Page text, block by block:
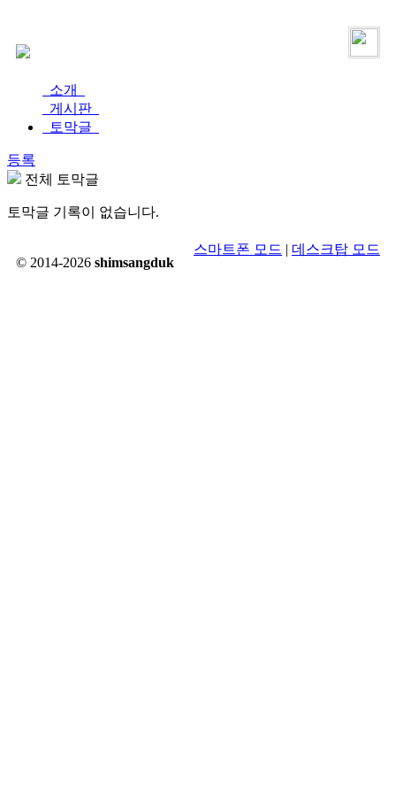
소개
게시판
토막글
등록
전체 토막글
토막글 기록이 없습니다.
© 2014-2026 shimsangduk
스마트폰 모드 | 데스크탑 모드